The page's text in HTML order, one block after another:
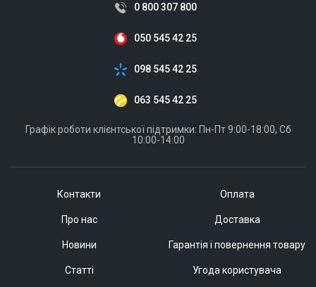
Контакти
Про нас
Новини
Статті
Оплата
Доставка
Гарантія і повернення товару
Угода користувача
0 800 307 800
050 545 42 25
098 545 42 25
063 545 42 25
Графік роботи клієнтської підтримки: Пн-Пт 9:00-18:00, Сб
10:00-14:00